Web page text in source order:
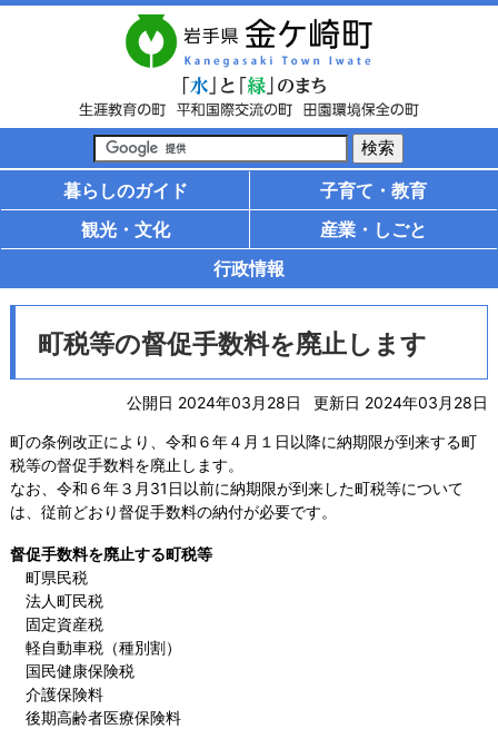
暮らしのガイド
子育て・教育
観光・文化
産業・しごと
行政情報
町税等の督促手数料を廃止します
公開日 2024年03月28日 更新日 2024年03月28日
町の条例改正により、令和６年４月１日以降に納期限が到来する町
税等の督促手数料を廃止します。
なお、令和６年３月31日以前に納期限が到来した町税等について
は、従前どおり督促手数料の納付が必要です。
督促手数料を廃止する町税等
町県民税
法人町民税
固定資産税
軽自動車税（種別割）
国民健康保険税
介護保険料
後期高齢者医療保険料